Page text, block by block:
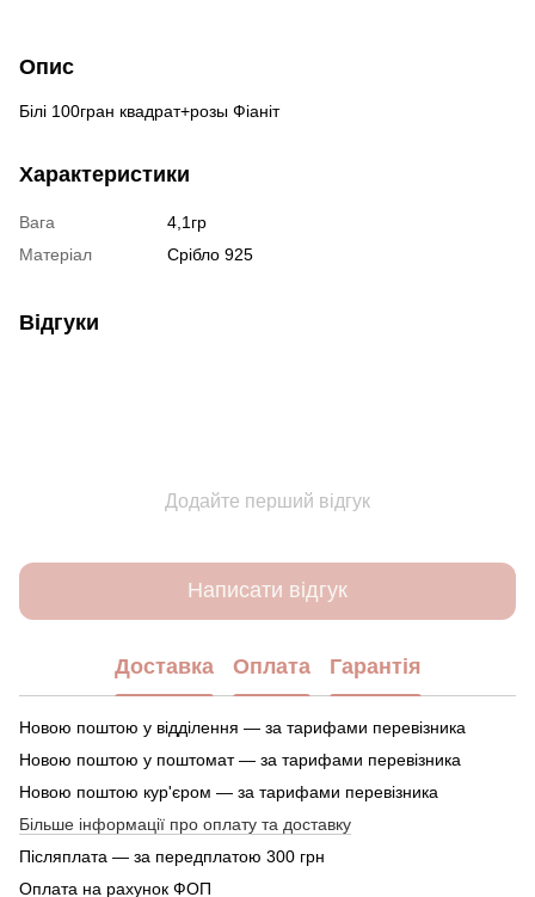
Опис
Білі 100гран квадрат+розы Фіаніт
Характеристики
Вага
4,1гр
Матеріал
Срібло 925
Відгуки
Додайте перший відгук
Написати відгук
Доставка Оплата Гарантія
Новою поштою у відділення — за тарифами перевізника
Новою поштою у поштомат — за тарифами перевізника
Новою поштою кур'єром — за тарифами перевізника
Більше інформації про оплату та доставку
Післяплата — за передплатою 300 грн
Оплата на рахунок ФОП